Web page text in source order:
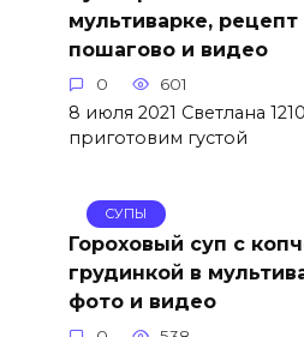
мультиварке,
пошагово и видео
0 601
8 июля 2021 Светлана
приготовим густой
СУПЫ
Гороховый суп с
грудинкой в
фото и видео